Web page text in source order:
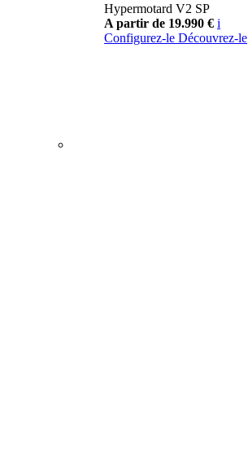
Hypermotard V2 SP
A partir de 19.990 € i
Configurez-le Découvrez-le